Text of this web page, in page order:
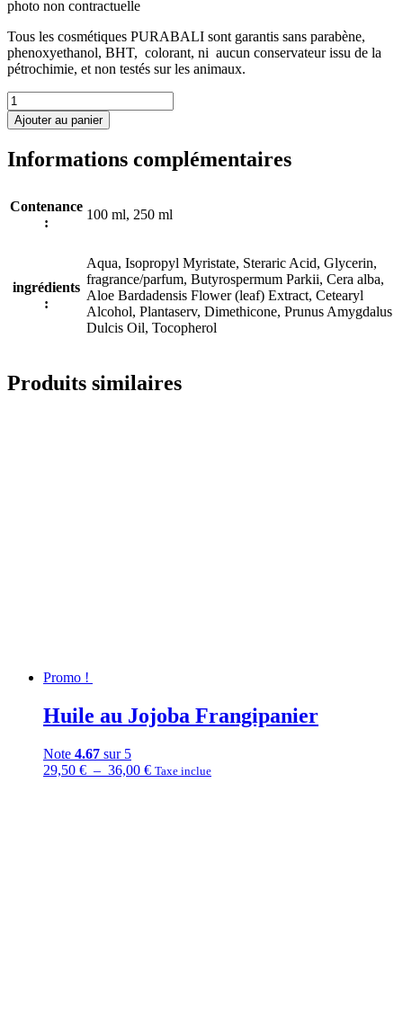
photo non contractuelle
Tous les cosmétiques PURABALI sont garantis sans parabène,
phenoxyethanol, BHT, colorant, ni aucun conservateur issu de la
pétrochimie, et non testés sur les animaux.
quantité
de
Lait
250
Energie
de
Patchouli
Ajouter au panier
Informations complémentaires
Contenance
:
100 ml, 250 ml
ingrédients
:
Aqua, Isopropyl Myristate, Steraric Acid, Glycerin,
fragrance/parfum, Butyrospermum Parkii, Cera alba,
Aloe Bardadensis Flower (leaf) Extract, Cetearyl
Alcohol, Plantaserv, Dimethicone, Prunus Amygdalus
Dulcis Oil, Tocopherol
Produits similaires
Promo !
Huile au Jojoba Frangipanier
Note 4.67 sur 5
29,50 € – 36,00 €Plage
Taxe inclue